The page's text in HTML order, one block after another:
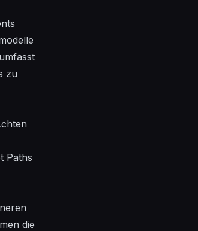
zu
Paths
die